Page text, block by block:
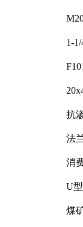
1-
抗
法
消
U
煤